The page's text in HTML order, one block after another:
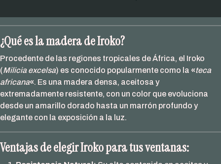
¿Qué es la madera de Iroko?
Procedente de las regiones tropicales de África, el Iroko
(Milicia excelsa) es conocido popularmente como la «teca
africana«. Es una madera densa, aceitosa y
extremadamente resistente, con un color que evoluciona
desde un amarillo dorado hasta un marrón profundo y
elegante con la exposición a la luz.
Ventajas de elegir Iroko para tus ventanas: